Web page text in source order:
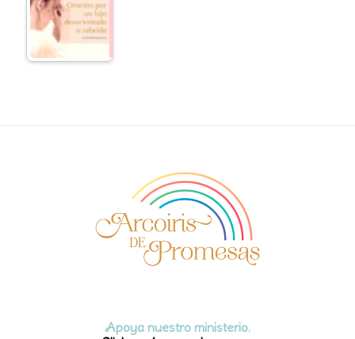
Apoya nuestro ministerio.